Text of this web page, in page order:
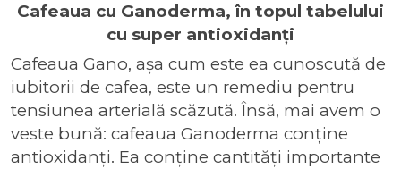
Cafeaua cu Ganoderma, în topul tabelului
cu super antioxidanți
Cafeaua Gano, așa cum este ea cunoscută de
iubitorii de cafea, este un remediu pentru
tensiunea arterială scăzută. Însă, mai avem o
veste bună: cafeaua Ganoderma conține
antioxidanți. Ea conține cantități importante